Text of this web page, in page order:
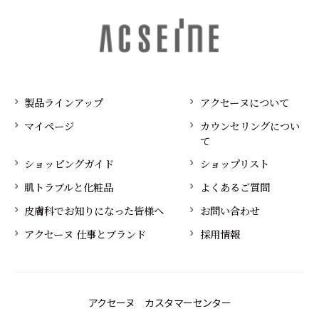
製品ラインアップ
アクセーヌについて
マイページ
カウンセリングについ
て
ショッピングガイド
ショップリスト
肌トラブルと化粧品
よくあるご質問
皮膚科でお知りになった皆様へ
お問い合わせ
アクセーヌ 仕事とブランド
採用情報
アクセーヌ カスタマーセンター